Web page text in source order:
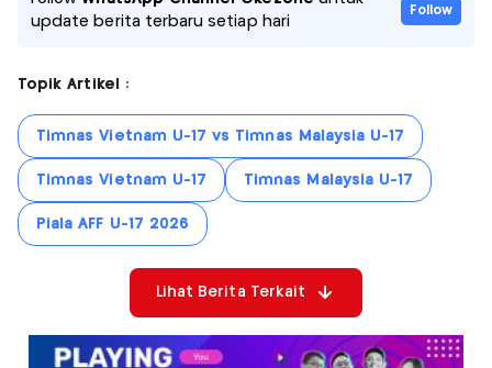
update berita terbaru setiap hari
Follow
Topik Artikel :
Timnas Vietnam U-17 vs Timnas Malaysia U-17
Timnas Vietnam U-17 Timnas Malaysia U-17
Piala AFF U-17 2026
Lihat Berita Terkait